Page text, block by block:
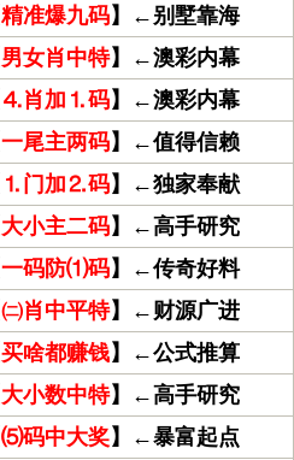
精准爆九码】←别墅靠海
男女肖中特】←澳彩内幕
⒋肖加⒈码】←澳彩内幕
一尾主两码】←值得信赖
⒈门加⒉码】←独家奉献
大小主二码】←高手研究
一码防⑴码】←传奇好料
㈡肖中平特】←财源广进
买啥都赚钱】←公式推算
大小数中特】←高手研究
⑸码中大奖】←暴富起点